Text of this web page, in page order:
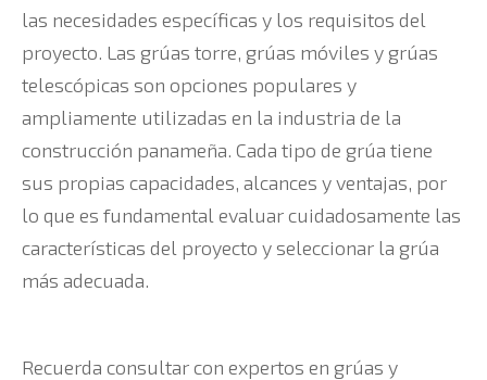
las necesidades específicas y los requisitos del
proyecto. Las grúas torre, grúas móviles y grúas
telescópicas son opciones populares y
ampliamente utilizadas en la industria de la
construcción panameña. Cada tipo de grúa tiene
sus propias capacidades, alcances y ventajas, por
lo que es fundamental evaluar cuidadosamente las
características del proyecto y seleccionar la grúa
más adecuada.
Recuerda consultar con expertos en grúas y